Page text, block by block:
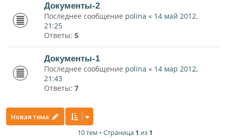
Документы-2
Последнее сообщение polina « 14 май 2012,
21:25
Ответы: 5
Документы-1
Последнее сообщение polina « 14 мар 2012,
21:43
Ответы: 7
Новая тема
10 тем • Страница 1 из 1